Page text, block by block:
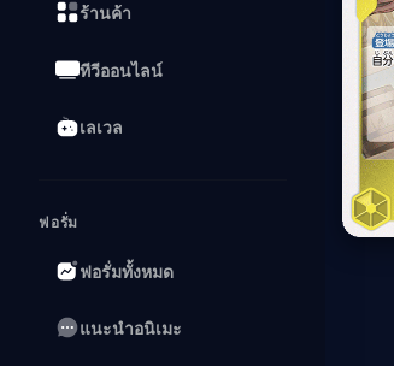
ร้านค้า
ทีวีออนไลน์
เลเวล
ฟอรั่ม
ฟอรั่มทั้งหมด
แนะนำอนิเมะ